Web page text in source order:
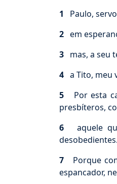
1 Paulo,
2 em
3 mas, a seu
4 a Tito, meu
5 Por esta
presbíteros,
6 aquele
desobedientes.
7 Porque
espancador,